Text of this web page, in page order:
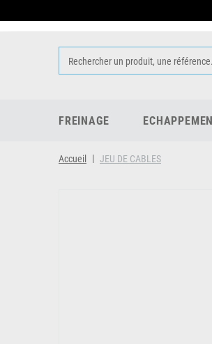
FREINAGE
Accueil JEU DE CABLES